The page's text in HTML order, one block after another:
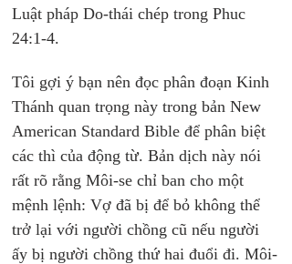
Luật pháp Do-thái chép trong Phuc
24:1-4.
Tôi gợi ý bạn nên đọc phân đoạn Kinh
Thánh quan trọng này trong bản New
American Standard Bible để phân biệt
các thì của động từ. Bản dịch này nói
rất rõ rằng Môi-se chỉ ban cho một
mệnh lệnh: Vợ đã bị để bỏ không thể
trở lại với người chồng cũ nếu người
ấy bị người chồng thứ hai đuổi đi. Môi-